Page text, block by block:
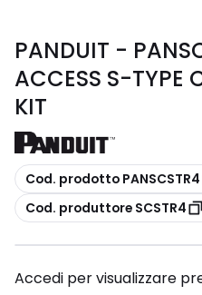
PANDUIT -
ACCESS S-TYPE
KIT
copia
Cod. prodotto PANSCSTR4
copia
Cod. produttore SCSTR4
Accedi per visualizzare